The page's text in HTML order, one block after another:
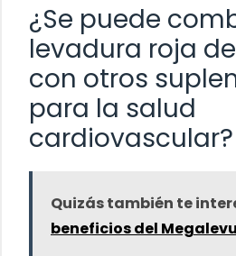
¿Se puede
levadura roja
con otros
para la salud
cardiovascular?
Quizás también te
beneficios del